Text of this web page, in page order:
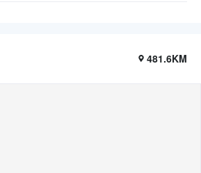
481.6KM